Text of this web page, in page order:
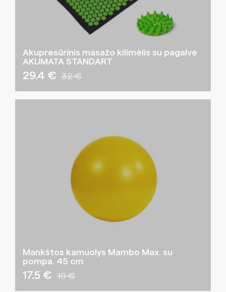
Akupresūrinis masažo kilimėlis su pagalve
AKUMATA STANDART
29.4 € 32 €
Mankštos kamuolys Mambo Max. su
pompa. 45 cm
17.5 € 19 €